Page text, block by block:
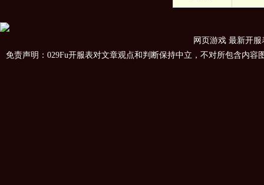
网页游戏 最新开服
免责声明：029Fu开服表对文章观点和判断保持中立，不对所包含内